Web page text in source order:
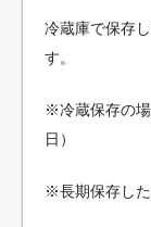
冷蔵庫で保存
す。
※冷蔵保存の
日）
※長期保存した